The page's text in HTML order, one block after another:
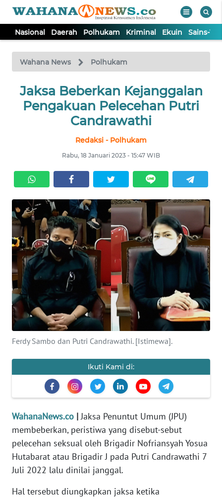
Nasional Daerah Polhukam Kriminal Ekuin Sains-
Wahana News Polhukam
Jaksa Beberkan Kejanggalan
Pengakuan Pelecehan Putri
Candrawathi
Redaksi - Polhukam
Rabu, 18 Januari 2023 - 15:47 WIB
Ferdy Sambo dan Putri Candrawathi. [Istimewa].
Ikuti Kami di:
WahanaNews.co |Jaksa Penuntut Umum (JPU)
membeberkan, peristiwa yang disebut-sebut
pelecehan seksual oleh Brigadir Nofriansyah Yosua
Hutabarat atau Brigadir J pada Putri Candrawathi 7
Juli 2022 lalu dinilai janggal.
Hal tersebut diungkapkan jaksa ketika
TV
Tutup
NASIONAL
KRIMINAL
EKUIN
SAINS-TEKNO
KESEHATAN
INTERNASIONAL
SERBA-SERBI
PENDIDIKAN
EDITORIAL
Informasi
INDEKS